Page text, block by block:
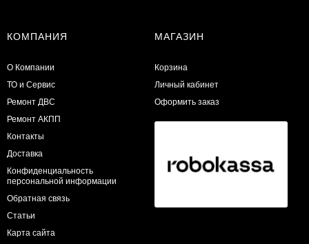
КОМПАНИЯ
О Компании
ТО и Сервис
​Ремонт ДВС
Ремонт АКПП
Контакты
Доставка
Конфиденциальность
персональной информации
Обратная связь
Статьи
Карта сайта
МАГАЗИН
Корзина
Личный кабинет
Оформить заказ